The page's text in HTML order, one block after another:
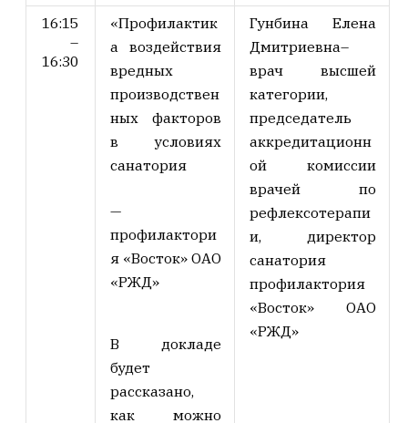
16:15
–
16:30
«Профилактик
а воздействия
вредных
производствен
ных факторов
в условиях
санатория
—
профилактори
я «Восток» ОАО
«РЖД»
В докладе
будет
рассказано,
как можно
Гунбина Елена
Дмитриевна–
врач высшей
категории,
председатель
аккредитационн
ой комиссии
врачей по
рефлексотерапи
и, директор
санатория
профилактория
«Восток» ОАО
«РЖД»